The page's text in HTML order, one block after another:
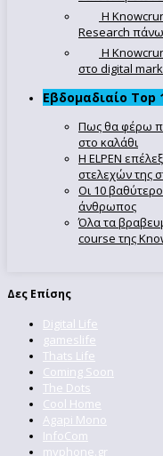
Η
Research πάνω
Η
στο digital
Εβδομαδιαίο Top
Πως θα φέρω
στο καλάθι
Η ELPEN
στελεχών της
Οι 10
άνθρωπος
Όλα τα
course της
Δες Επίσης
Digital Life
gameslife
Thats Life
Coming Soon
The Dots
Cool Home
Agapi Mono
InfoCom
myphone.gr